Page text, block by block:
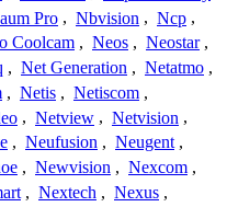
Pro , Nbvision , Ncp ,
Coolcam , Neos , Neostar ,
, Net Generation , Netatmo ,
, Netis , Netiscom ,
, Netview , Netvision ,
, Neufusion , Neugent ,
, Newvision , Nexcom ,
, Nextech , Nexus ,